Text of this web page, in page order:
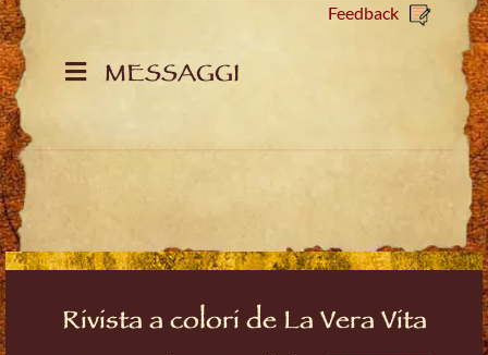
Feedback
MESSAGGI
Rivista a colori de La Vera Vita